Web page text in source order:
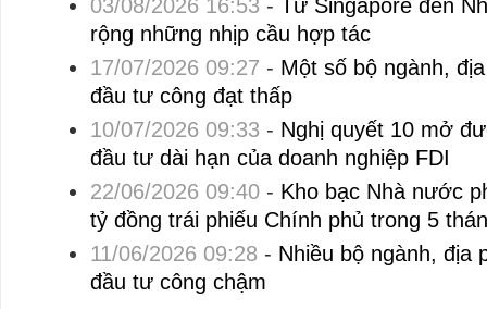
03/08/2026 16:53 - Từ Singapore đến
rộng những nhịp cầu hợp tác
17/07/2026 09:27 - Một số bộ ngành,
đầu tư công đạt thấp
10/07/2026 09:33 - Nghị quyết 10 mở
đầu tư dài hạn của doanh nghiệp FDI
22/06/2026 09:40- Kho bạc Nhà nước
tỷ đồng trái phiếu Chính phủ trong 5
11/06/2026 09:28 - Nhiều bộ ngành, địa
đầu tư công chậm